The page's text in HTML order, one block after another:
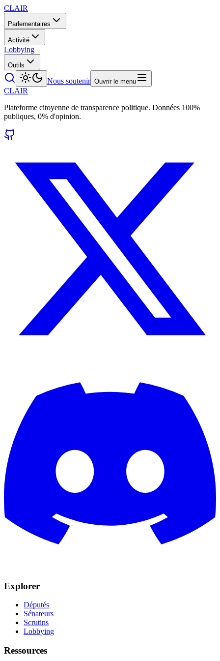
CLAIR
Parlementaires
Activité
Lobbying
Outils
Nous soutenir Ouvrir le menu
CLAIR
Plateforme citoyenne de transparence politique. Données 100%
publiques, 0% d'opinion.
Explorer
Députés
Sénateurs
Scrutins
Lobbying
Ressources